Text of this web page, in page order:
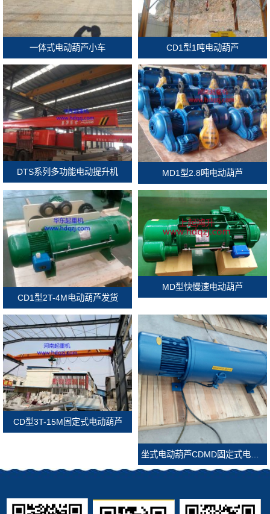
一体式电动葫芦小车 CD1型1吨电动葫芦
DTS系列多功能电动提升机 MD1型2.8吨电动葫芦
CD1型2T-4M电动葫芦发货
MD型快慢速电动葫芦
CD型3T-15M固定式电动葫芦